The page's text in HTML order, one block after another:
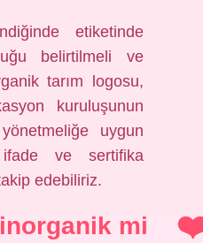
etiketinde
belirtilmeli ve
tarım logosu,
kuruluşunun
uygun
ve sertifika
edebiliriz.
mi